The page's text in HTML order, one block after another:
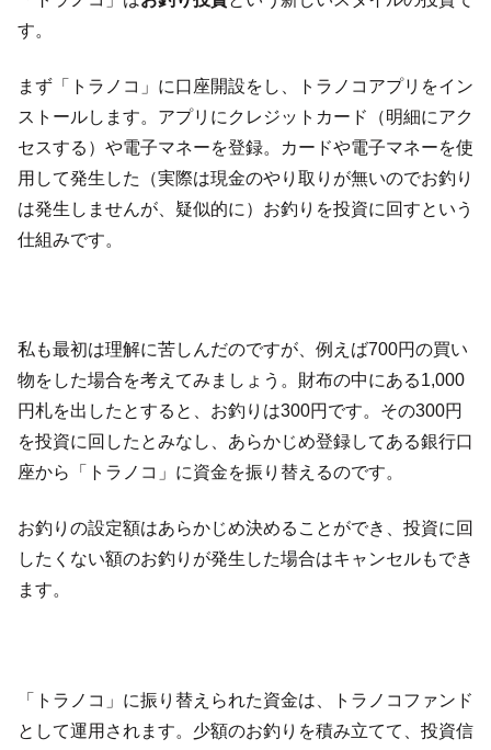
す。
まず「トラノコ」に口座開設をし、トラノコアプリをイン
ストールします。アプリにクレジットカード（明細にアク
セスする）や電子マネーを登録。カードや電子マネーを使
用して発生した（実際は現金のやり取りが無いのでお釣り
は発生しませんが、疑似的に）お釣りを投資に回すという
仕組みです。
私も最初は理解に苦しんだのですが、例えば700円の買い
物をした場合を考えてみましょう。財布の中にある1,000
円札を出したとすると、お釣りは300円です。その300円
を投資に回したとみなし、あらかじめ登録してある銀行口
座から「トラノコ」に資金を振り替えるのです。
お釣りの設定額はあらかじめ決めることができ、投資に回
したくない額のお釣りが発生した場合はキャンセルもでき
ます。
「トラノコ」に振り替えられた資金は、トラノコファンド
として運用されます。少額のお釣りを積み立てて、投資信